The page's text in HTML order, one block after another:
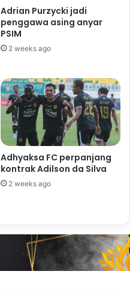
Adrian Purzycki jadi
penggawa asing anyar
PSIM
2 weeks ago
Adhyaksa FC perpanjang
kontrak Adilson da Silva
2 weeks ago